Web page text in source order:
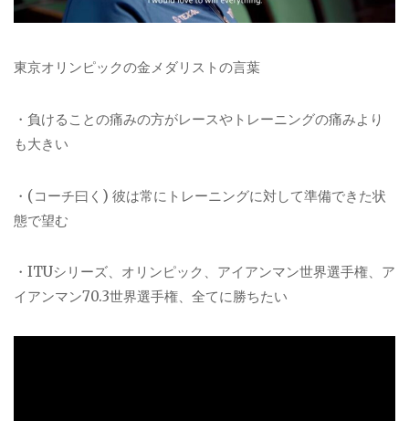
東京オリンピックの金メダリストの言葉
・負けることの痛みの方がレースやトレーニングの痛みより
も大きい
・(コーチ曰く) 彼は常にトレーニングに対して準備できた状
態で望む
・ITUシリーズ、オリンピック、アイアンマン世界選手権、ア
イアンマン70.3世界選手権、全てに勝ちたい